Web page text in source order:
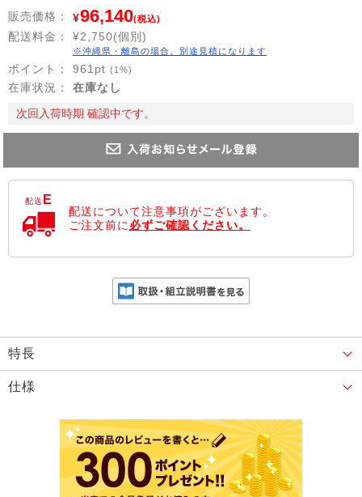
販売価格： ¥96,140(税込)
配送料金： ¥2,750(個別)
※沖縄県・離島の場合、別途見積になります
ポイント： 961 pt (1%)
在庫状況：
在庫なし
次回入荷時期 確認中です。
配送 E
配送について注意事項がございます。
ご注文前に 必ずご確認ください。
特長
仕様